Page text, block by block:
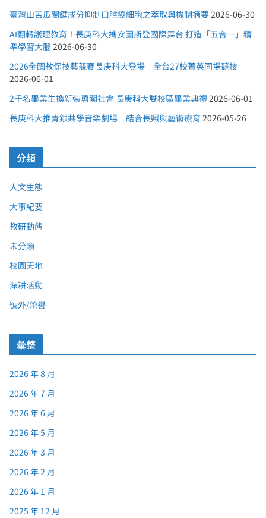
臺灣山苦瓜關鍵成分抑制口腔癌細胞之萃取與機制摘要 2026-06-30
AI翻轉護理教育！長庚科大攜安圖斯登國際舞台 打造「五合一」精
準學習大腦 2026-06-30
2026全國教保技藝競賽長庚科大登場 全台27校菁英同場競技
2026-06-01
2千名畢業生換新裝勇闖社會 長庚科大雙校區畢業典禮 2026-06-01
長庚科大推青銀共學音樂劇場 結合長照與藝術療育 2026-05-26
分類
人文生態
大事紀要
教研動態
未分類
校園天地
深耕活動
號外/榮譽
彙整
2026 年 8 月
2026 年 7 月
2026 年 6 月
2026 年 5 月
2026 年 3 月
2026 年 2 月
2026 年 1 月
2025 年 12 月